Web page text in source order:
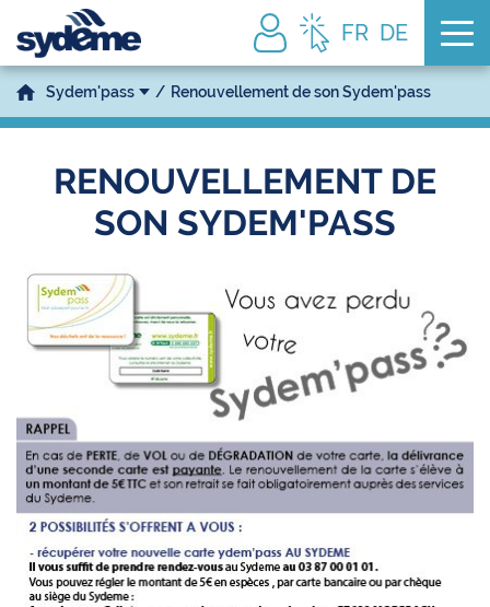
FR DE
Sydem'pass Renouvellement de son Sydem'pass
RENOUVELLEMENT DE
SON SYDEM'PASS